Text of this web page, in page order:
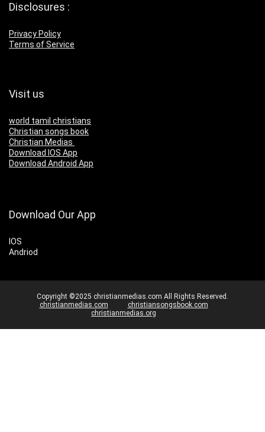
Disclosures :
Privacy Policy
Terms of Service
Visit us
world tamil christians
Christian songs book
Christian Medias
Download IOS App
Download Android App
Download Our App
IOS
Andriod
Copyright ©2025 christianmedias.com All Rights Reserved.
christianmedias.com
christiansongsbook.com
christianmedias.org